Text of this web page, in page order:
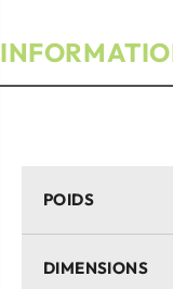
POIDS
DIMENSIONS